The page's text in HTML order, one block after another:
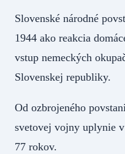
Slovenské národné
1944 ako reakcia
vstup nemeckých
Slovenskej republiky.
Od ozbrojeného
svetovej vojny uplynie
77 rokov.